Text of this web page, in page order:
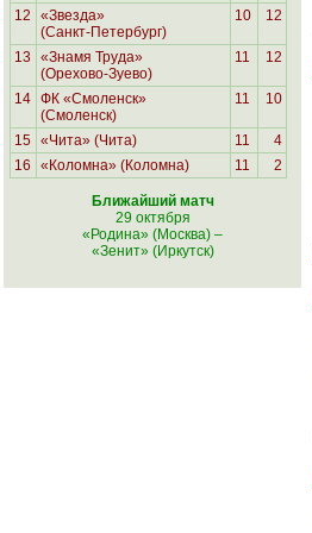
12
«Звезда»
(Санкт-Петербург)
10 12
13
«Знамя Труда»
(Орехово-Зуево)
11 12
14 ФК «Смоленск»
(Смоленск)
11 10
15 «Чита» (Чита) 11
4
16
«Коломна» (Коломна) 11 2
Ближайший матч
29 октября
«Родина» (Москва) –
«Зенит» (Иркутск)